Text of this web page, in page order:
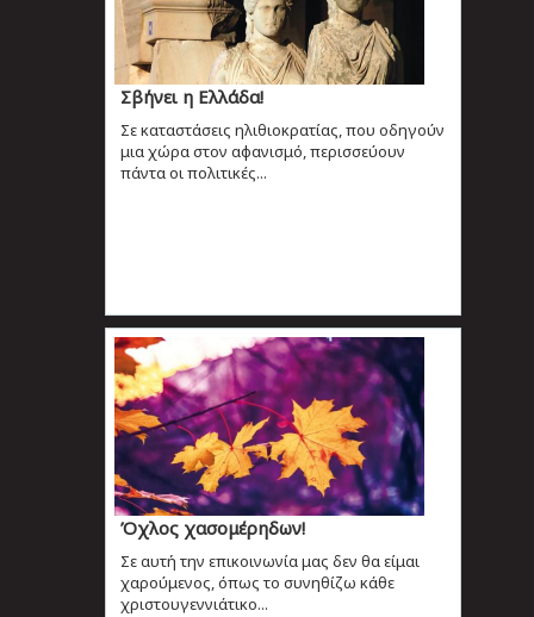
Σβήνει η Ελλάδα!
Σε καταστάσεις ηλιθιοκρατίας, που οδηγούν
μια χώρα στον αφανισμό, περισσεύουν
πάντα οι πολιτικές...
Όχλος χασομέρηδων!
Σε αυτή την επικοινωνία μας δεν θα είμαι
χαρούμενος, όπως το συνηθίζω κάθε
χριστουγεννιάτικο...